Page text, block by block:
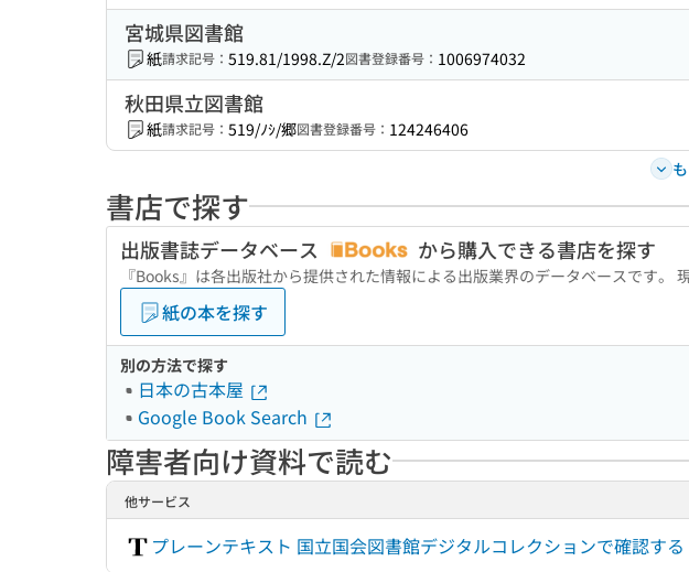
宮城県図書館
紙請求記号： 519.81/1998.Z/2図書登録番号： 1006974032
秋田県立図書館
紙請求記号： 519/ﾉｼ/郷図書登録番号： 124246406
書店で探す
出版書誌データベース から購入できる書店を探す
『Books』は各出版社から提供された情報による出版業界のデータベースです。
紙の本を探す
別の方法で探す
日本の古本屋
Google Book Search
障害者向け資料で読む
他サービス
プレーンテキスト 国立国会図書館デジタルコレクションで確認する